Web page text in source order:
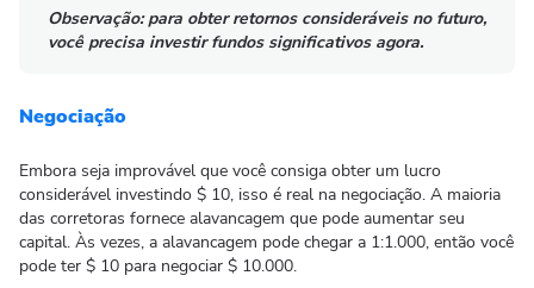
Observação:para obter retornos consideráveis ​​no futuro,
você precisa investir fundos significativos agora.
Negociação
Embora seja improvável que você consiga obter um lucro
considerável investindo $ 10, isso é real na negociação. A maioria
das corretoras fornece alavancagem que pode aumentar seu
capital. Às vezes, a alavancagem pode chegar a 1:1.000, então você
pode ter $ 10 para negociar $ 10.000.